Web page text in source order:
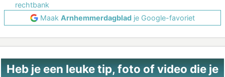
rechtbank
Maak Arnhemmerdagblad je Google-favoriet
Heb je een leuke tip, foto of video die je